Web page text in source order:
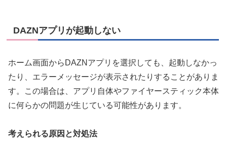
DAZNアプリが起動しない
ホーム画面からDAZNアプリを選択しても、起動しなかっ
たり、エラーメッセージが表示されたりすることがありま
す。この場合は、アプリ自体やファイヤースティック本体
に何らかの問題が生じている可能性があります。
考えられる原因と対処法